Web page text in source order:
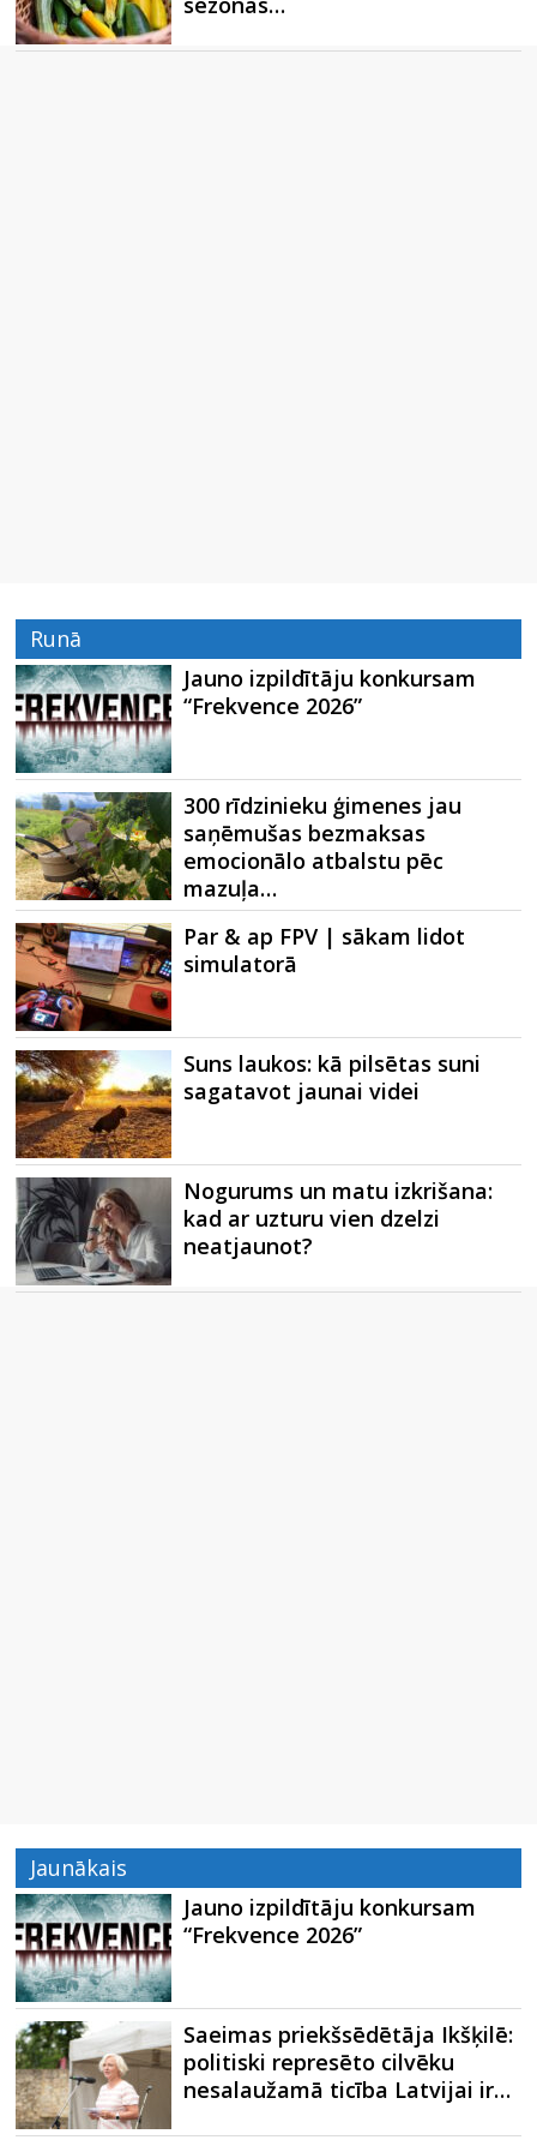
Runā
Jauno izpildītāju konkursam
“Frekvence 2026”
300 rīdzinieku ģimenes jau
saņēmušas bezmaksas
emocionālo atbalstu pēc
mazuļa…
Par & ap FPV | sākam lidot
simulatorā
Suns laukos: kā pilsētas suni
sagatavot jaunai videi
Nogurums un matu izkrišana:
kad ar uzturu vien dzelzi
neatjaunot?
Jaunākais
Jauno izpildītāju konkursam
“Frekvence 2026”
Saeimas priekšsēdētāja Ikšķilē:
politiski represēto cilvēku
nesalaužamā ticība Latvijai ir…